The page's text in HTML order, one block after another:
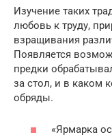
Изучение таких
любовь к труду,
взращивания
Появляется
предки
за стол, и в каком
обряды.
«Ярмарка